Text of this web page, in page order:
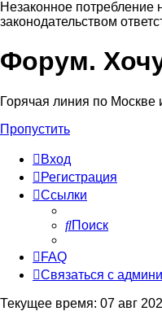
Незаконное потребление
законодательством
Регистрация
Форум.
Горячая линия по Москве
Пропустить
Вход
Регистрация
Ссылки
Поиск
FAQ
Связаться с админи
Текущее время: 07 авг